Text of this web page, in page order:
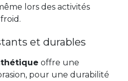
lors des activités
et durables
offre une
pour une durabilité